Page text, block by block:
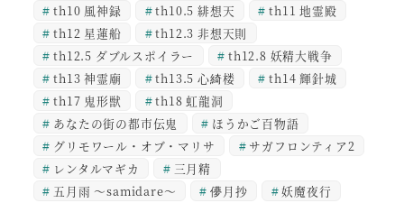
th10 風神録
th10.5 緋想天
th11 地霊殿
th12 星蓮船
th12.3 非想天則
th12.5 ダブルスポイラー
th12.8 妖精大戦争
th13 神霊廟
th13.5 心綺楼
th14 輝針城
th17 鬼形獣
th18 虹龍洞
あなたの街の都市伝鬼
ほうかご百物語
グリモワール・オブ・マリサ
サガフロンティア2
レンタルマギカ
三月精
五月雨 ～samidare～
儚月抄
妖魔夜行